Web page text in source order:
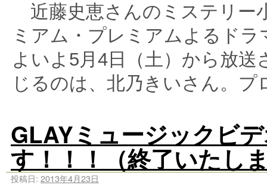
近藤史恵さんのミステリー
ミアム・プレミアムよるド
よいよ5月4日（土）から放
じるのは、北乃きいさん。
GLAYミュージックビ
す！！！（終了いたし
投稿日: 2013年4月23日